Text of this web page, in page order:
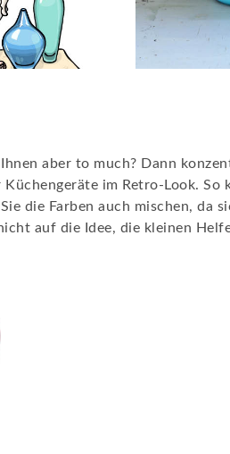
aber to much? Dann
im Retro-Look. So
die Farben auch mischen,
auf die Idee, die kleinen